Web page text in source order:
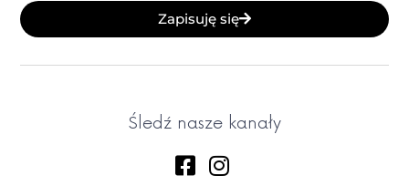
Zapisuję się
Śledź nasze kanały